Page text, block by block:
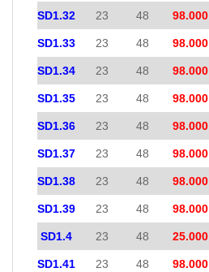
SD1.32 23 48 98.000
SD1.33 23 48 98.000
SD1.34 23 48 98.000
SD1.35 23 48 98.000
SD1.36 23 48 98.000
SD1.37 23 48 98.000
SD1.38 23 48 98.000
SD1.39 23 48 98.000
SD1.4 23 48 25.000
SD1.41 23 48 98.000